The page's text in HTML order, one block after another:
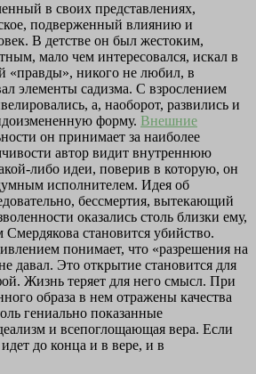
в своих представлениях,
подверженный влиянию и
В детстве он был жестоким,
мало чем интересовался, искал в
«правды», никого не любил, в
элементы садизма. С взрослением
а, наоборот, развились и
форму. Внешние
он принимает за наиболее
автор видит внутреннюю
либо идеи, поверив в которую, он
исполнителем. Идея об
бессмертия, вытекающий
оказались столь близки ему,
становится убийство.
понимает, что «разрешения на
давал. Это открытие становится для
Жизнь теряет для него смысл. При
образа в нем отражены качества
гениально показанные
и всепоглощающая вера. Если
до конца и в вере, и в